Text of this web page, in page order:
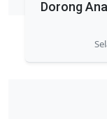
Dorong